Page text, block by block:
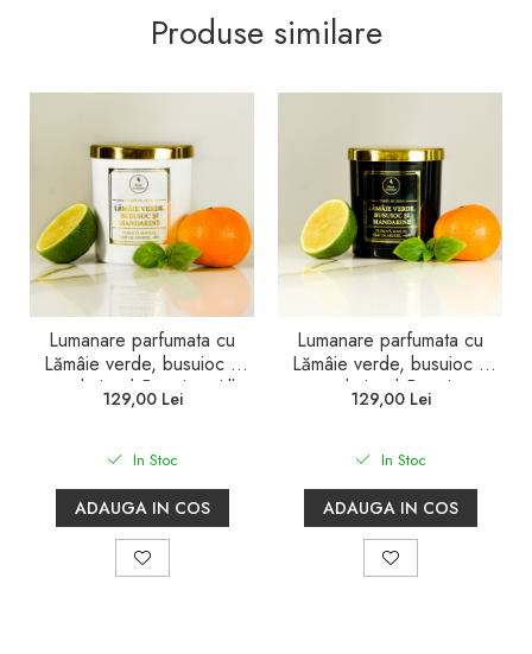
Produse similare
Lumanare parfumata cu
Lămâie verde, busuioc și
mandarine | Premium Alb
600gr.
129,00 Lei
In Stoc
ADAUGA IN COS
Lumanare parfumata cu
Lămâie verde, busuioc și
mandarine | Premium
Negru 600gr.
129,00 Lei
In Stoc
ADAUGA IN COS